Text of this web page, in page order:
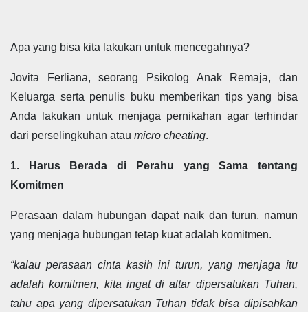
Apa yang bisa kita lakukan untuk mencegahnya?
Jovita Ferliana, seorang Psikolog Anak Remaja, dan
Keluarga serta penulis buku memberikan tips yang bisa
Anda lakukan untuk menjaga pernikahan agar terhindar
dari perselingkuhan atau micro cheating.
1. Harus Berada di Perahu yang Sama tentang
Komitmen
Perasaan dalam hubungan dapat naik dan turun, namun
yang menjaga hubungan tetap kuat adalah komitmen.
“kalau perasaan cinta kasih ini turun, yang menjaga itu
adalah komitmen, kita ingat di altar dipersatukan Tuhan,
tahu apa yang dipersatukan Tuhan tidak bisa dipisahkan